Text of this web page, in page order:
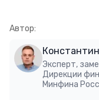
Автор:
Эксперт,
Дирекции
Минфина